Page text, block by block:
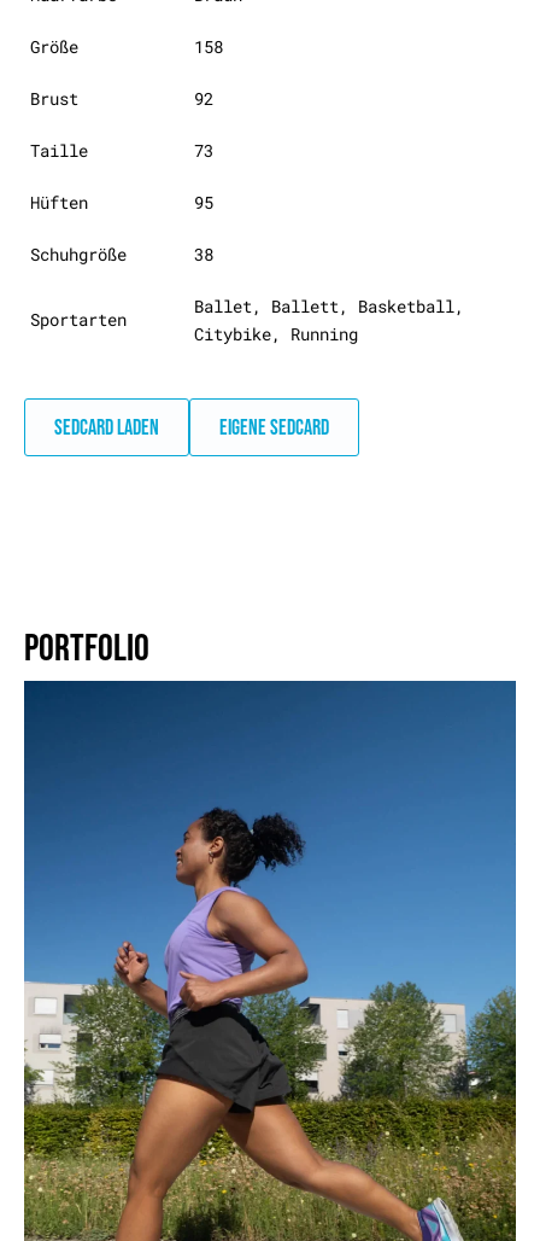
Größe 158
Brust 92
Taille 73
Hüften 95
Schuhgröße 38
Sportarten
Ballet, Ballett, Basketball,
Citybike, Running
SEDCARD LADEN EIGENE SEDCARD
PORTFOLIO